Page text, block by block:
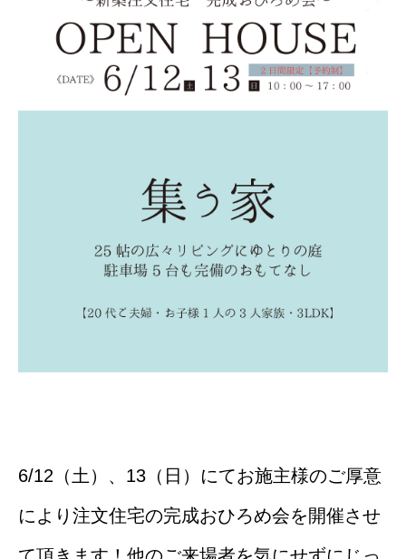
6/12（土）、13（日）にてお施主様のご厚意
により注文住宅の完成おひろめ会を開催させ